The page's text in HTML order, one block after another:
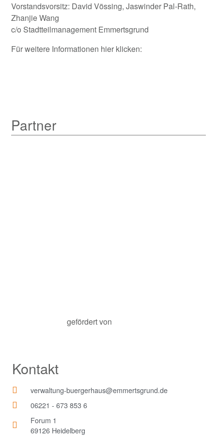
Vorstandsvorsitz: David Vössing, Jaswinder Pal-Rath,
Zhanjie Wang
c/o Stadtteilmanagement Emmertsgrund
Für weitere Informationen hier klicken:
Partner
gefördert von
Kontakt
verwaltung-buergerhaus@emmertsgrund.de
06221 - 673 853 6
Forum 1
69126 Heidelberg